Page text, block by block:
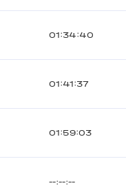
01:34:40
01:41:37
01:59:03
--:--:--